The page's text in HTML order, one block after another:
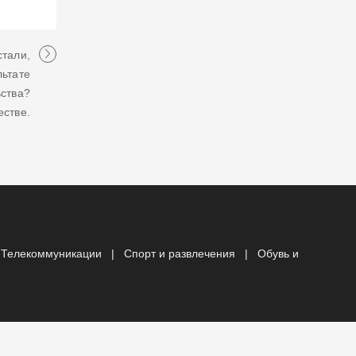
Телекоммуникации | Спорт и развлечения | Обувь и